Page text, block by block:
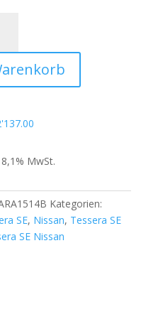
MwSt.
Kategorien:
SE, Nissan, Tessera SE
SE Nissan